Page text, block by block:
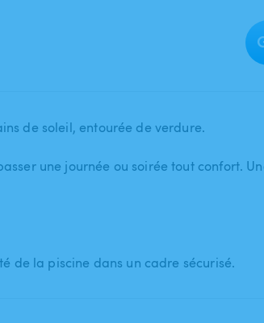
de soleil​,​ entourée de verdure.
une journée ou soirée tout confort.
de la piscine dans un cadre sécurisé.